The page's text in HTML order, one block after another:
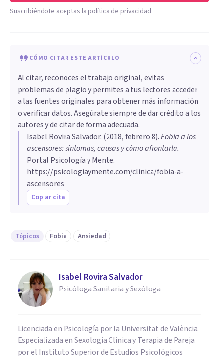
Suscribiéndote aceptas la política de privacidad
CÓMO CITAR ESTE ARTÍCULO
Al citar, reconoces el trabajo original, evitas
problemas de plagio y permites a tus lectores acceder
a las fuentes originales para obtener más información
o verificar datos. Asegúrate siempre de dar crédito a los
autores y de citar de forma adecuada.
Isabel Rovira Salvador. (2018, febrero 8).Fobia a los
ascensores: síntomas, causas y cómo afrontarla.
Portal Psicología y Mente.
https://psicologiaymente.com/clinica/fobia-a-
ascensores
Copiar cita
Tópicos Fobia Ansiedad
Isabel Rovira Salvador
Psicóloga Sanitaria y Sexóloga
Licenciada en Psicología por la Universitat de València.
Especializada en Sexología Clínica y Terapia de Pareja
por el Instituto Superior de Estudios Psicológicos